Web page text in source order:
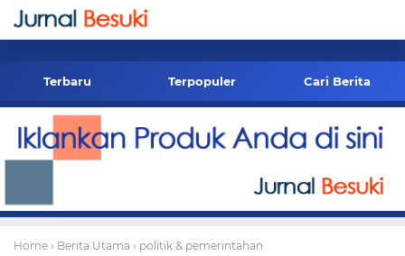
-->
Terbaru Terpopuler Cari Berita
Home › Berita Utama › politik & pemerintahan